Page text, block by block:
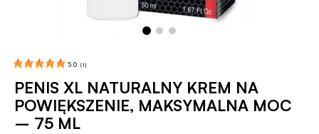
5.0 (1)
PENIS XL NATURALNY KREM NA
POWIĘKSZENIE, MAKSYMALNA MOC
– 75 ML